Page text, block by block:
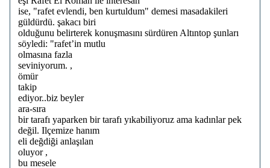
ise, "rafet evlendi, ben kurtuldum" demesi masadakileri
güldürdü. şakacı biri
olduğunu belirterek konuşmasını sürdüren Altıntop şunları
söyledi: "rafet’in mutlu
olmasına fazla
seviniyorum. ,
ömür
takip
ediyor..biz beyler
ara-sıra
bir tarafı yaparken bir tarafı yıkabiliyoruz ama kadınlar pek
değil. Ilçemize hanım
eli değdiği anlaşılan
oluyor ,
bu mesele